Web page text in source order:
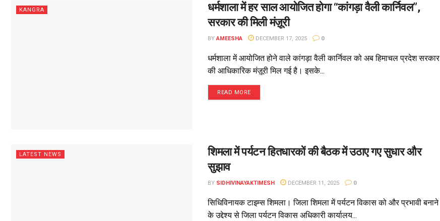
KANGRA
धर्मशाला में हर साल आयोजित होगा “कांगड़ा वैली कार्निवल”,
सरकार की मिली मंज़ूरी
BY AMEESHA DECEMBER 17, 2025 0
धर्मशाला में आयोजित होने वाले कांगड़ा वैली कार्निवल को अब हिमाचल प्रदेश सरकार
की आधिकारिक मंज़ूरी मिल गई है। इसके...
READ MORE
LATEST NEWS
शिमला में पर्यटन हितधारकों की बैठक में उठाए गए सुधार और
सुझाव
BY SIDHIVINAYAKTIMESH DECEMBER 11, 2025 0
सिधिविनायक टाइम्स शिमला। जिला शिमला में पर्यटन विकास को और प्रभावी बनाने
के उद्देश्य से जिला पर्यटन विकास अधिकारी कार्यालय...